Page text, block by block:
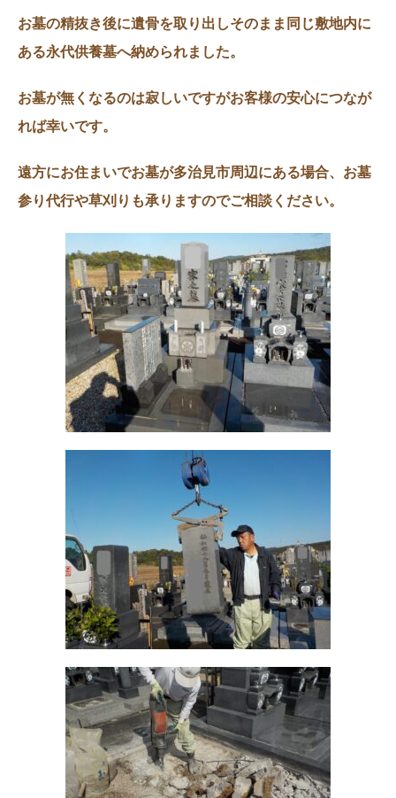
お墓の精抜き後に遺骨を取り出しそのまま同じ敷地内に
ある永代供養墓へ納められました。
お墓が無くなるのは寂しいですがお客様の安心につなが
れば幸いです。
遠方にお住まいでお墓が多治見市周辺にある場合、お墓
参り代行や草刈りも承りますのでご相談ください。